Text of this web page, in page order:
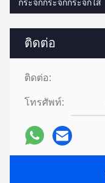
ติดต่อ
ติดต่อ:
โทรศัพท์:
กระจกกระจกกระจกใส